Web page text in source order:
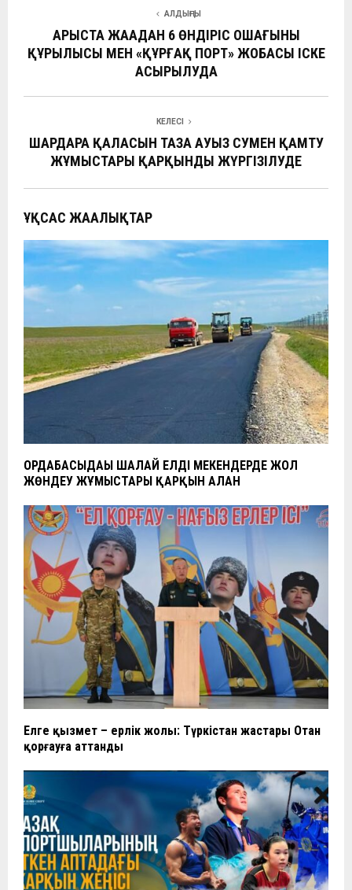
b
o
k
s
A
p
gr
a
m
h
at
dI
n
р
а
и
АЛДЫҢҒЫ
АРЫСТА ЖАҢАДАН 6 ӨНДІРІС ОШАҒЫНЫҢ
ҚҰРЫЛЫСЫ МЕН «ҚҰРҒАҚ ПОРТ» ЖОБАСЫ ІСКЕ
АСЫРЫЛУДА
КЕЛЕСІ
ШАРДАРА ҚАЛАСЫН ТАЗА АУЫЗ СУМЕН ҚАМТУ
ЖҰМЫСТАРЫ ҚАРҚЫНДЫ ЖҮРГІЗІЛУДЕ
ҰҚСАС ЖАҢАЛЫҚТАР
ОРДАБАСЫДАҒЫ ШАЛҒАЙ ЕЛДІ МЕКЕНДЕРДЕ ЖОЛ
ЖӨНДЕУ ЖҰМЫСТАРЫ ҚАРҚЫН АЛҒАН
Елге қызмет – ерлік жолы: Түркістан жастары Отан
қорғауға аттанды